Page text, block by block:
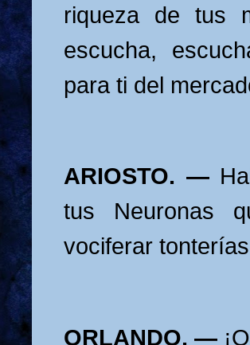
riqueza de tus
escucha,
para ti del
ARIOSTO. —
tus Neuronas
vociferar
ORLANDO. —